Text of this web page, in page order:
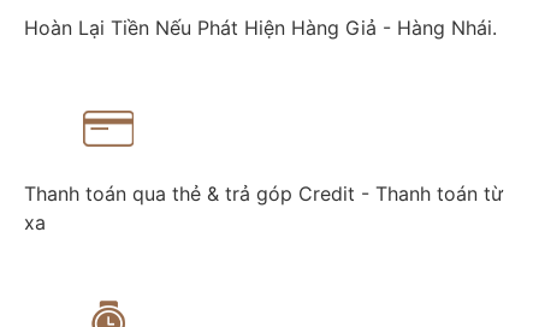
Hoàn Lại Tiền Nếu Phát Hiện Hàng Giả - Hàng Nhái.
Thanh toán qua thẻ & trả góp Credit - Thanh toán từ
xa